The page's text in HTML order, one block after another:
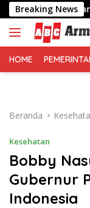
Langsung
ke
konten
Breaking News
dan Koordinasi
HOME
Beranda
Kesehatan
Bobby
Gubernur
Indonesia